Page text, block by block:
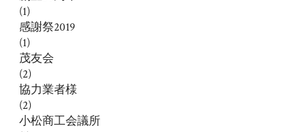
(1)
感謝祭2019
(1)
茂友会
(2)
協力業者様
(2)
小松商工会議所